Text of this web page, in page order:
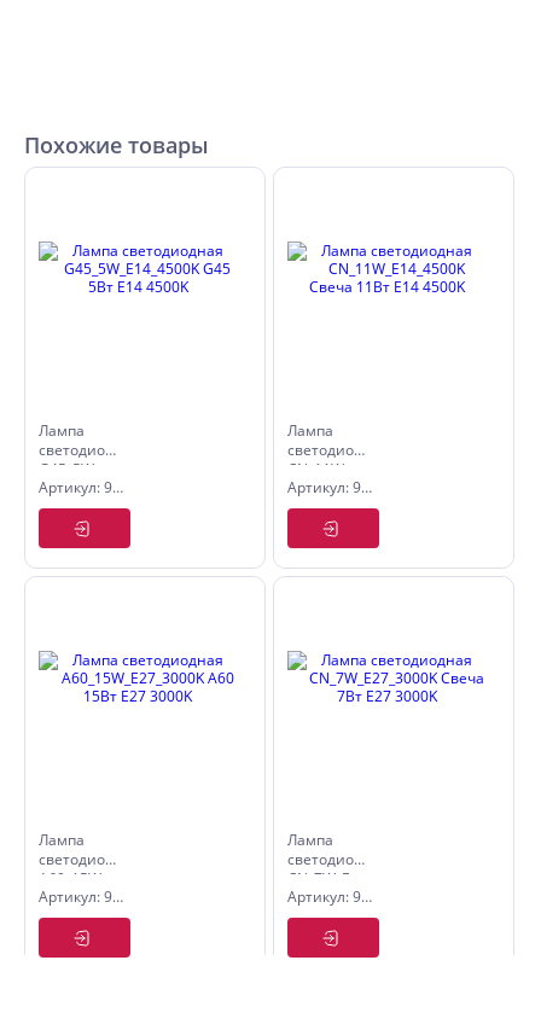
Похожие товары
Лампа
светодиодная
G45_5W_E14_4500K
G45 5Вт
E14 4500K
Артикул: 9507032
Лампа
светодиодная
CN_11W_E14_4500K
Свеча
11Вт E14
4500K
Артикул: 9505055
Лампа
светодиодная
A60_15W_E27_3000K
A60 15Вт
E27 3000K
Артикул: 9513019
Лампа
светодиодная
CN_7W_E27_3000K
Свеча 7Вт
E27 3000K
Артикул: 9505079